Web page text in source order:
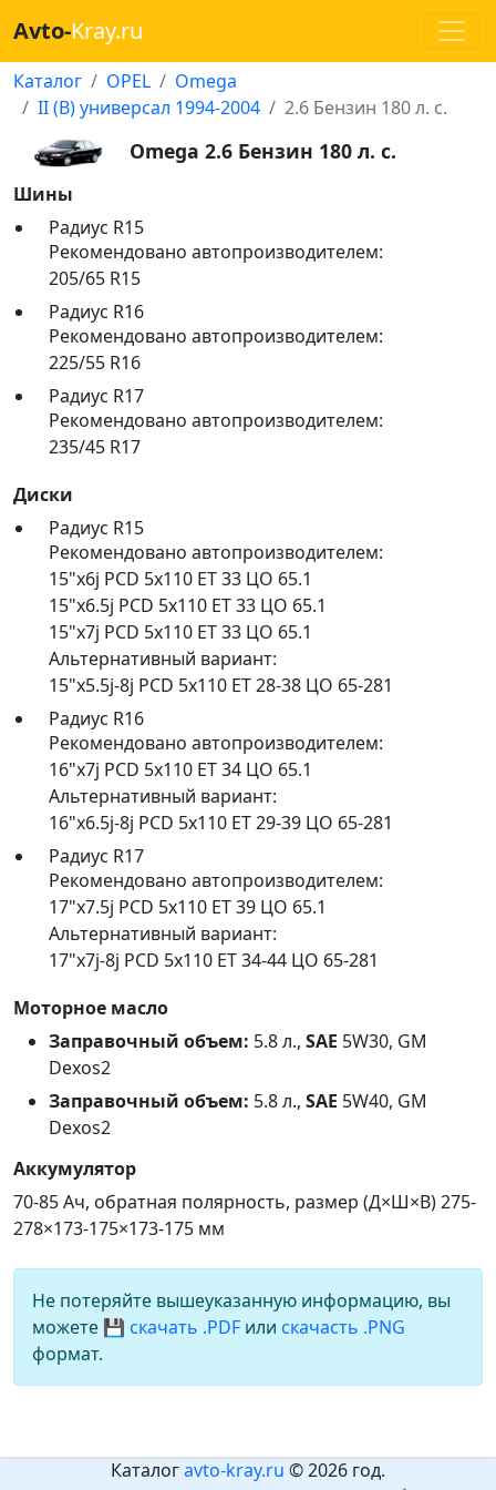
Avto-Kray.ru
Каталог OPEL
Omega
II (B) универсал 1994-2004
2.6 Бензин 180 л. с.
Omega 2.6 Бензин 180 л. с.
Шины
Радиус R15
Рекомендовано автопроизводителем:
205/65 R15
Радиус R16
Рекомендовано автопроизводителем:
225/55 R16
Радиус R17
Рекомендовано автопроизводителем:
235/45 R17
Диски
Радиус R15
Рекомендовано автопроизводителем:
15"x6j PCD 5x110 ET 33 ЦО 65.1
15"x6.5j PCD 5x110 ET 33 ЦО 65.1
15"x7j PCD 5x110 ET 33 ЦО 65.1
Альтернативный вариант:
15"x5.5j-8j PCD 5x110 ET 28-38 ЦО 65-281
Радиус R16
Рекомендовано автопроизводителем:
16"x7j PCD 5x110 ET 34 ЦО 65.1
Альтернативный вариант:
16"x6.5j-8j PCD 5x110 ET 29-39 ЦО 65-281
Радиус R17
Рекомендовано автопроизводителем:
17"x7.5j PCD 5x110 ET 39 ЦО 65.1
Альтернативный вариант:
17"x7j-8j PCD 5x110 ET 34-44 ЦО 65-281
Моторное масло
Заправочный объем: 5.8 л., SAE 5W30, GM
Dexos2
Заправочный объем: 5.8 л., SAE 5W40, GM
Dexos2
Аккумулятор
70-85 Ач, обратная полярность, размер (Д×Ш×В) 275-
278×173-175×173-175 мм
Не потеряйте вышеуказанную информацию, вы
можете 💾 скачать .PDF или скачасть .PNG
формат.
Каталогavto-kray.ru © 2026 год.